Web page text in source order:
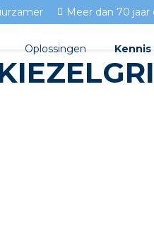
Meer dan 70 jaar
Oplossingen Kennis